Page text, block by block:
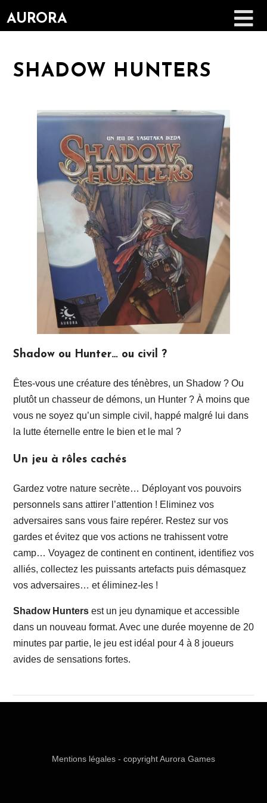
AURORA
SHADOW HUNTERS
Shadow ou Hunter… ou civil ?
Êtes-vous une créature des ténèbres, un Shadow ? Ou
plutôt un chasseur de démons, un Hunter ? À moins que
vous ne soyez qu’un simple civil, happé malgré lui dans
la lutte éternelle entre le bien et le mal ?
Un jeu à rôles cachés
Gardez votre nature secrète… Déployant vos pouvoirs
personnels sans attirer l’attention ! Eliminez vos
adversaires sans vous faire repérer. Restez sur vos
gardes et évitez que vos actions ne trahissent votre
camp… Voyagez de continent en continent, identifiez vos
alliés, collectez les puissants artefacts puis démasquez
vos adversaires… et éliminez-les !
Shadow Huntersest un jeu dynamique et accessible
dans un nouveau format. Avec une durée moyenne de 20
minutes par partie, le jeu est idéal pour 4 à 8 joueurs
avides de sensations fortes.
Mentions légales - copyright Aurora Games